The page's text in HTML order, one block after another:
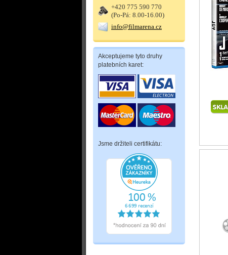
+420 775 590 770
(Po-Pá: 8.00-16.00)
info@filmarena.cz
Akceptujeme tyto druhy
platebních karet:
Jsme držiteli certifikátu: